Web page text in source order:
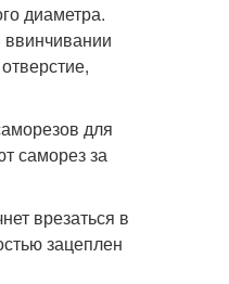
диаметра.
ввинчивании
для
саморез за
врезаться в
зацеплен